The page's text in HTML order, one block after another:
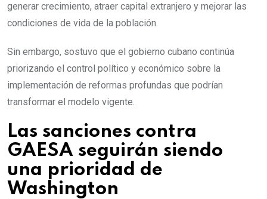
generar crecimiento, atraer capital extranjero y mejorar las
condiciones de vida de la población.
Sin embargo, sostuvo que el gobierno cubano continúa
priorizando el control político y económico sobre la
implementación de reformas profundas que podrían
transformar el modelo vigente.
Las sanciones contra
GAESA seguirán siendo
una prioridad de
Washington